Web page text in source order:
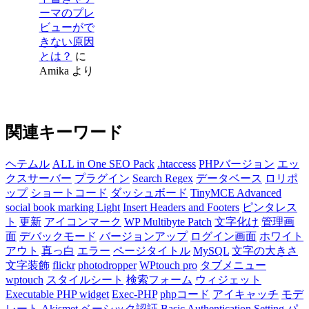
ーマのプレ
ビューがで
きない原因
とは？ に
Amikaより
関連キーワード
ヘテムル ALL in One SEO Pack .htaccess PHPバージョン エッ
クスサーバー プラグイン Search Regex データベース ロリポ
ップ ショートコード ダッシュボード TinyMCE Advanced
social book marking Light Insert Headers and Footers ピンタレス
ト 更新 アイコンマーク WP Multibyte Patch 文字化け 管理画
面 デバックモード バージョンアップ ログイン画面 ホワイト
アウト 真っ白 エラー ページタイトル MySQL 文字の大きさ
文字装飾 flickr photodropper WPtouch pro タブメニュー
wptouch スタイルシート 検索フォーム ウィジェット
Executable PHP widget Exec-PHP phpコード アイキャッチ モデ